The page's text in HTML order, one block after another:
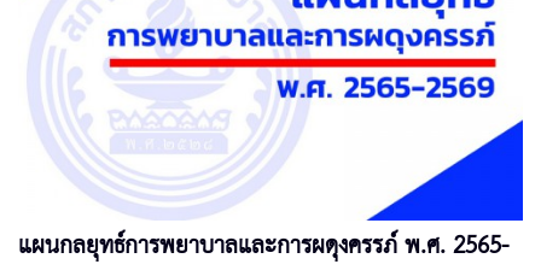
แผนกลยุทธ์การพยาบาลและการผดุงครรภ์ พ.ศ. 2565-